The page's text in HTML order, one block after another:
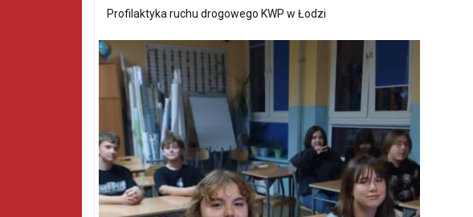
Profilaktyka ruchu drogowego KWP w Łodzi